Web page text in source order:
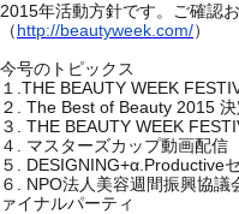
2015年活動方針です。ご確認
（ http://beautyweek.com/）
今号のトピックス
１ .THE BEAUTY WEEK
２
. The Best of Beauty 2015 決
３
. THE BEAUTY WEEK
４. マスターズカップ動画配信
５
. DESIGNING+α.Productive
６
. NPO法人美容週間振興協
ァイナルパーティ